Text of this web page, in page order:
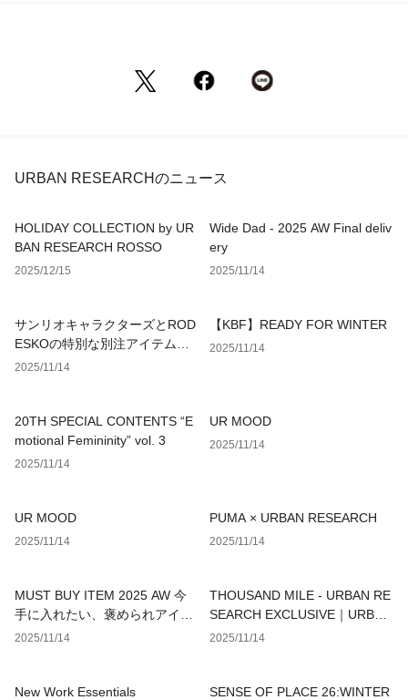
URBAN RESEARCHのニュース
HOLIDAY COLLECTION by UR
BAN RESEARCH ROSSO
2025/12/15
Wide Dad - 2025 AW Final deliv
ery
2025/11/14
サンリオキャラクターズとROD
ESKOの特別な別注アイテムが
登場
2025/11/14
【KBF】READY FOR WINTER
2025/11/14
20TH SPECIAL CONTENTS “E
motional Femininity” vol. 3
2025/11/14
UR MOOD
2025/11/14
UR MOOD
2025/11/14
PUMA × URBAN RESEARCH
2025/11/14
MUST BUY ITEM 2025 AW 今
手に入れたい、褒められアイテ
ム
2025/11/14
THOUSAND MILE - URBAN RE
SEARCH EXCLUSIVE｜URBAN
RESEARCH
2025/11/14
New Work Essentials
SENSE OF PLACE 26:WINTER